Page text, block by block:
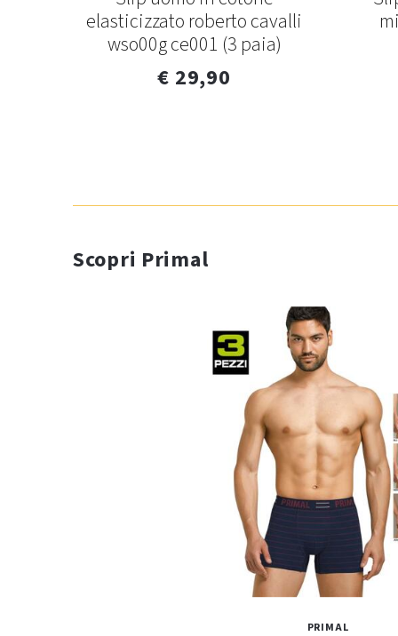
elasticizzato roberto cavalli
wso00g ce001 (3 paia)
€ 29,90
Scopri Primal
PRIMAL